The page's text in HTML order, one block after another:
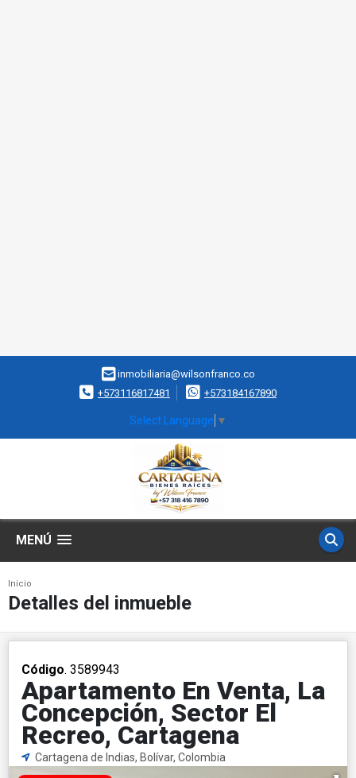
inmobiliaria@wilsonfranco.co
+573116817481
+573184167890
Select Language ▼
MENÚ
Inicio
Detalles del inmueble
Código. 3589943
Apartamento En Venta, La
Concepción, Sector El
Recreo, Cartagena
Cartagena de Indias, Bolívar, Colombia